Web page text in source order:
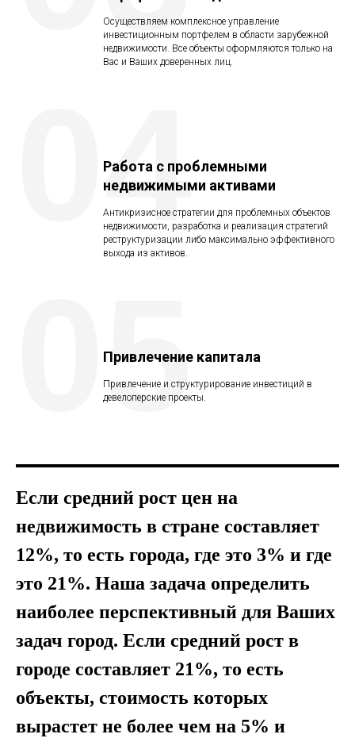
Осуществляем комплексное управление
инвестиционным портфелем в области зарубежной
недвижимости. Все объекты оформляются только на
Вас и Ваших доверенных лиц.
Работа с проблемными
недвижимыми активами
Антикризисное стратегии для проблемных объектов
недвижимости, разработка и реализация стратегий
реструктуризации либо максимально эффективного
выхода из активов.
04
Привлечение капитала
Привлечение и структурирование инвестиций в
девелоперские проекты.
05
Если средний рост цен на
недвижимость в стране составляет
12%, то есть города, где это 3% и где
это 21%. Наша задача определить
наиболее перспективный для Ваших
задач город. Если средний рост в
городе составляет 21%, то есть
объекты, стоимость которых
вырастет не более чем на 5% и